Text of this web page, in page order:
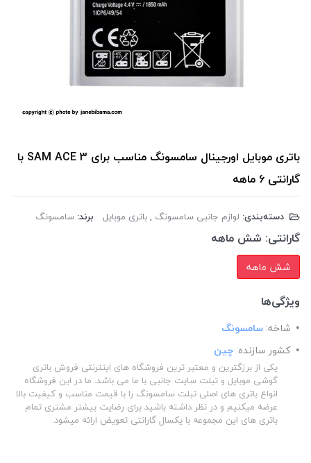
باتری موبایل اورجینال سامسونگ مناسب برای SAM ACE 3 با
گارانتی 6 ماهه
دسته‌بندی: لوازم جانبی سامسونگ ,باتری موبایل برند: سامسونگ
گارانتی: شش ماهه
شش ماهه
ویژگی‌ها
شاخه: سامسونگ
کشور سازنده: چین
یکی از برزگترین و معتبر ترین فروشگاه های اینترنتی فروش باتری
گوشی موبایل و تبلت سایت جانبی با ما می باشد. ما در این فروشگاه
انواع باتری های اصلی تبلت سامسونگ را با قیمت مناسب و کیفیت بالا
عرضه میکنیم و در نظر داشته باشید برای رضایت بیشتر مشتری تمام
باتری های این مجموعه با یکسال گارانتی تعویض ارائه میشود.